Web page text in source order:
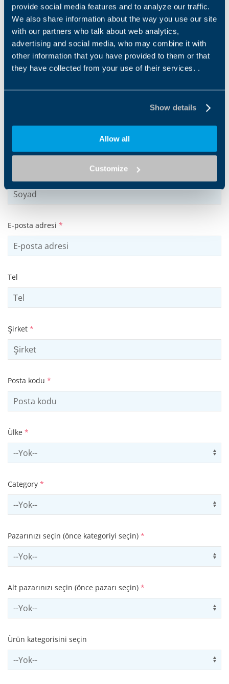
provide social media features and to analyze our traffic.
We also share information about the way you use our site
with our partners who talk about web analytics,
advertising and social media, who may combine it with
other information that you have provided to them or that
they have collected from your use of their services. .
Show details
Allow all
Customize
Products and solutions request
E-posta adresi *
Tel
Şirket *
Posta kodu *
Ülke *
Select country
Category *
Select contactCategory
Pazarınızı seçin (önce kategoriyi seçin) *
Select sector
Alt pazarınızı seçin (önce pazarı seçin) *
Select subSector
Ürün kategorisini seçin
Select productCategory